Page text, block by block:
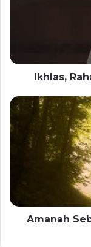
Ikhlas,
Amanah